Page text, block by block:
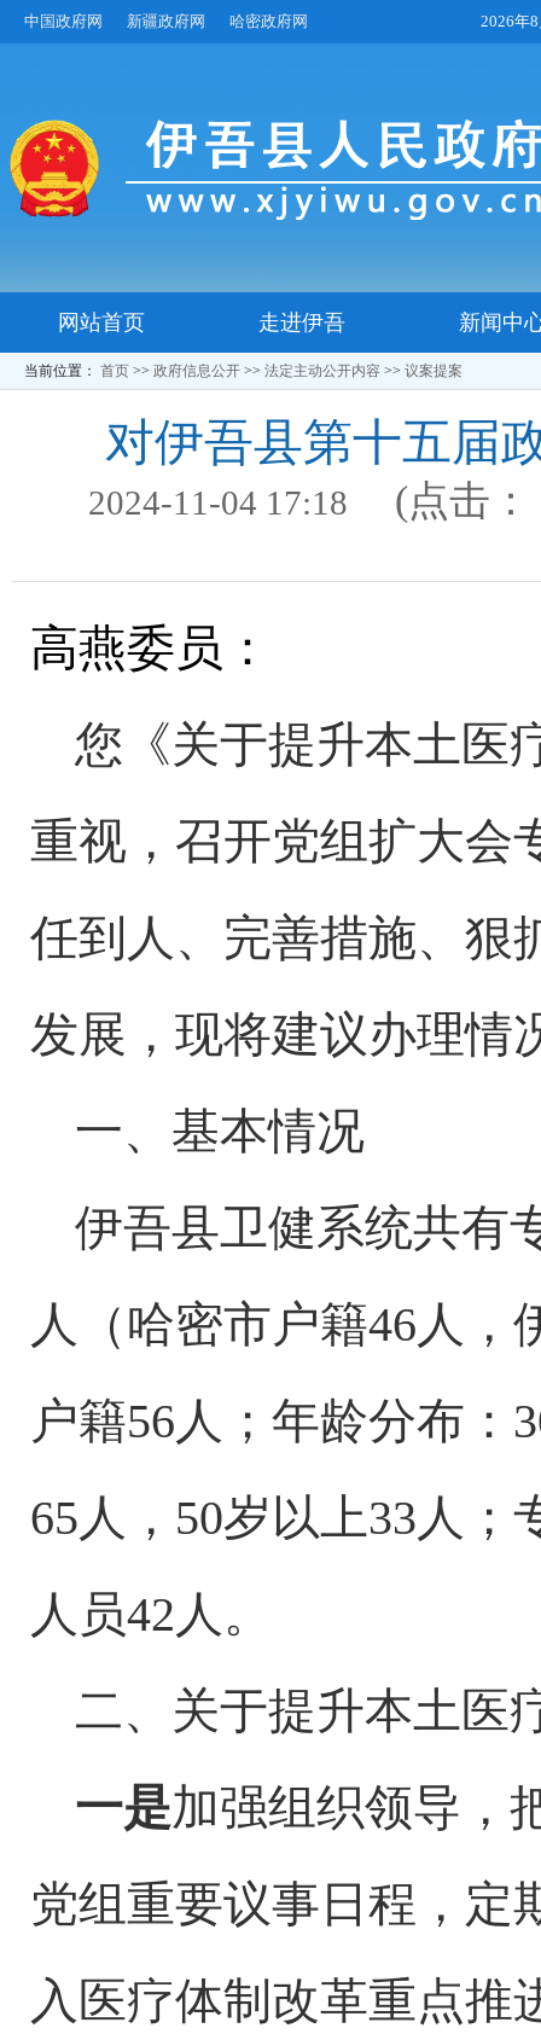
中国政府网 新疆政府网 哈密政府网 2026年
网站首页 走进伊吾 新闻中
当前位置： 首页 >> 政府信息公开 >> 法定主动公开内容 >> 议案提案
对伊吾县第十五届
2024-11-04 17:18 (点击：
高燕委员：
您《关于提升本土医
重视，召开党组扩大会
任到人、完善措施、狠
发展，现将建议办理情
一、基本情况
伊吾县卫健系统共有
人（哈密市户籍46人，
户籍56人；年龄分布
65人，50岁以上33人；
人员42人 。
二、关于提升本土医
一是加强组织领导，
党组重要议事日程，定
入医疗体制改革重点推